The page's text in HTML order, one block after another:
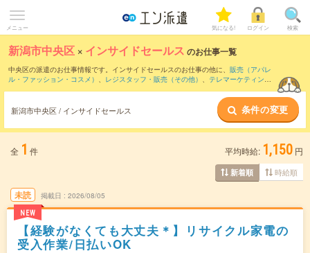
メニュー 気になる! ログイン 検索
新潟市中央区 × インサイドセールス のお仕事一覧
中央区の派遣のお仕事情報です。インサイドセールスのお仕事の他に、 販売（アパレ
ル・ファッション・コスメ） 、 レジスタッフ・販売（その他） 、 テレマーケティン
などのこだわり条件で絞り込んでいただけま
す。職種辞典： インサイドセールスのお仕事とは？とは？
営業アシスタントのお仕事
とは？とは？
新潟市中央区 / インサイドセールス 条件の変更
全 1 件 平均時給: 1,150 円
新着順 時給順
未読
NEW
掲載日 2026/08/05
【経験がなくても大丈夫＊】リサイクル家電の
受入作業/日払いOK